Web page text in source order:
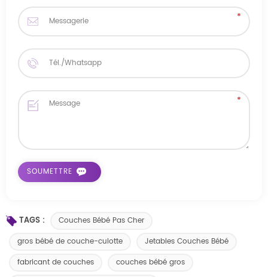
TAGS :
Couches Bébé Pas Cher
gros bébé de couche-culotte
Jetables Couches Bébé
fabricant de couches
couches bébé gros